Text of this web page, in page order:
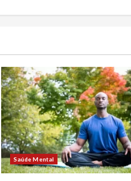
Saúde Mental